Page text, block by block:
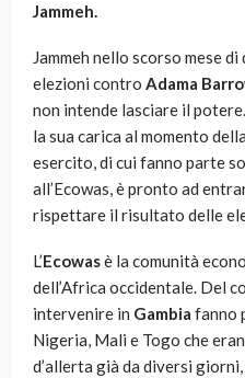
Jammeh.
Jammeh nello scorso mese
elezioni contro Adama
non intende lasciare il
la sua carica al momento
esercito, di cui fanno parte
all’Ecowas, è pronto ad
rispettare il risultato delle
L’Ecowasè la comunità
dell’Africa occidentale. Del
intervenire in Gambia fanno
Nigeria, Mali e Togo che
d’allerta già da diversi